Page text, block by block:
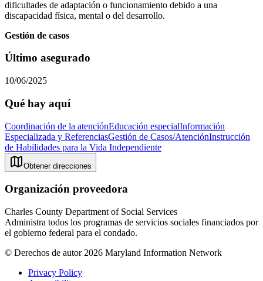
dificultades de adaptación o funcionamiento debido a una
discapacidad física, mental o del desarrollo.
Gestión de casos
Último asegurado
10/06/2025
Qué hay aquí
Coordinación de la atenciónEducación especialInformación
Especializada y ReferenciasGestión de Casos/AtenciónInstrucción
de Habilidades para la Vida Independiente
Obtener direcciones
Organización proveedora
Charles County Department of Social Services
Administra todos los programas de servicios sociales financiados por
el gobierno federal para el condado.
© Derechos de autor 2026 Maryland Information Network
Privacy Policy